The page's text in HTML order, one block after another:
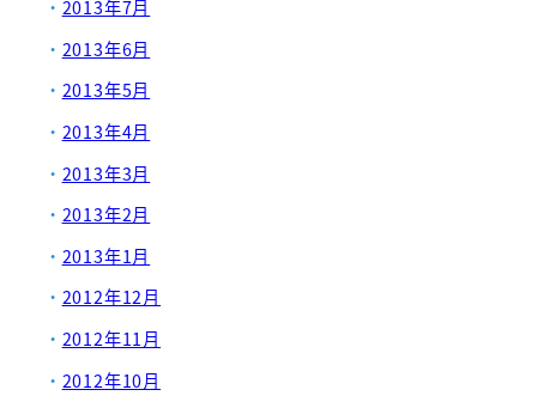
2013年7月
2013年6月
2013年5月
2013年4月
2013年3月
2013年2月
2013年1月
2012年12月
2012年11月
2012年10月